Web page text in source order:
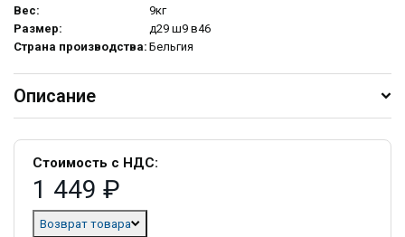
Вес:
9кг
Размер:
д29 ш9 в46
Страна производства: Бельгия
Описание
Стоимость с НДС:
1 449 ₽
Возврат товара